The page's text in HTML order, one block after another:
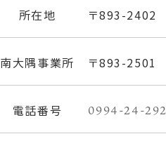
所在地 〒893-
南大隅事業所 〒893-
電話番号 0994-24-